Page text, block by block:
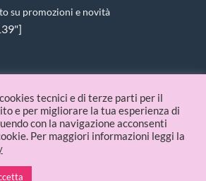
su promozioni e novità
| P.IVA 09336481214
tecnici e di terze parti per il
e per migliorare la tua esperienza di
con la navigazione acconsenti
Per maggiori informazioni leggi la